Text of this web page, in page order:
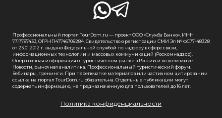
Профессиональный портал TourDom.ru — проект ООО «Служба Банко», ИНН
7717787433, ОГРН 1147746708284. Свидетельство о регистрации СМИ Эл № ФС77-48328
от 23.01.2012 г. выдано Федеральной службой по надзору в сфере связи,
информационных технологий и массовых коммуникаций (Роскомнадзор).
Оперативная информация о туристическом рынке в России и во всем мире.
Новости, рыночная аналитика. Профессиональный туристический форум.
Вебинары, тренинги. При перепечатке материалов или частичном цитировании
ссылка на портал TourDom.ru обязательна. Отдельные публикации могут
содержать информацию, не предназначенную для пользователей до 16 лет.
Политика конфиденциальности